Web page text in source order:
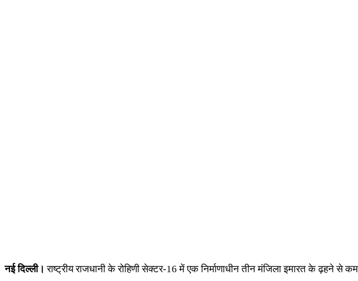
नई दिल्ली। राष्ट्रीय राजधानी के रोहिणी सेक्टर-16 में एक निर्माणाधीन तीन मंजिला इमारत के ढ़हने